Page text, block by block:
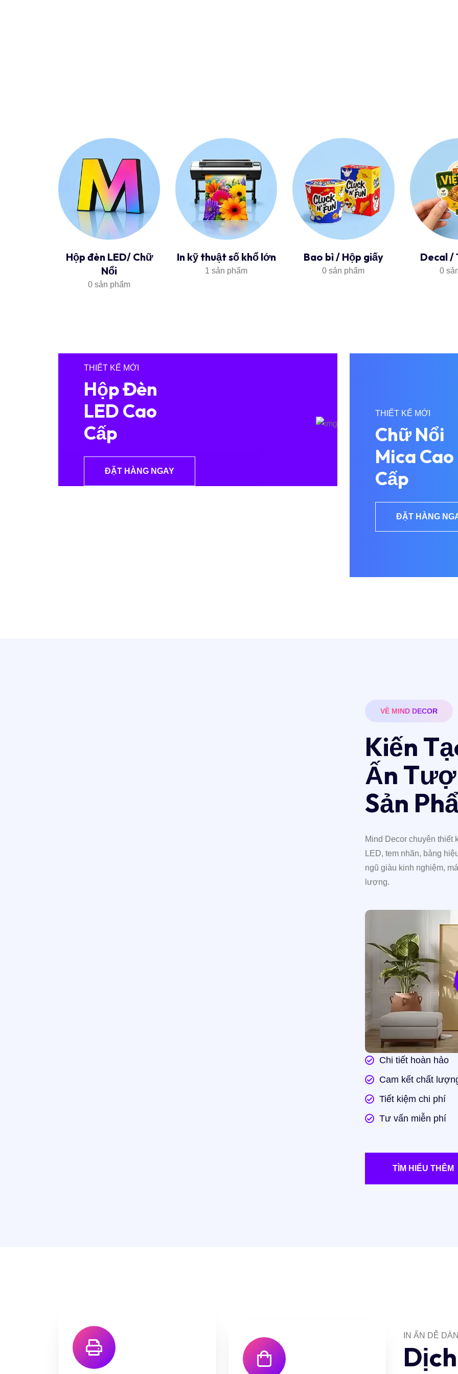
Hộp đèn LED/ Chữ
Nổi
0 sản phẩm
In kỹ thuật số khổ lớn
1 sản phẩm
Bao bì / Hộp giấy
0 sản phẩm
Decal /
0
THIẾT KẾ MỚI
Hộp Đèn
LED Cao
Cấp
ĐẶT HÀNG NGAY
THIẾT KẾ MỚI
Chữ Nổi
Mica Cao
Cấp
ĐẶT HÀNG
VỀ MIND DECOR
Kiến Tạ
Ấn Tượ
Sản Ph
Mind Decor chuyên thiết
LED, tem nhãn, bảng
ngũ giàu kinh nghiệm,
lượng.
Chi tiết hoàn hảo
Cam kết chất
Tiết kiệm chi phí
Tư vấn miễn phí
TÌM HIỂU THÊM
IN ẤN DỄ
Dịch